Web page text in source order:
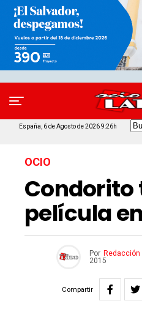
España, 6 de Agosto de 2026 9:26h
OCIO
Condorito
película
Por
2015
Compartir